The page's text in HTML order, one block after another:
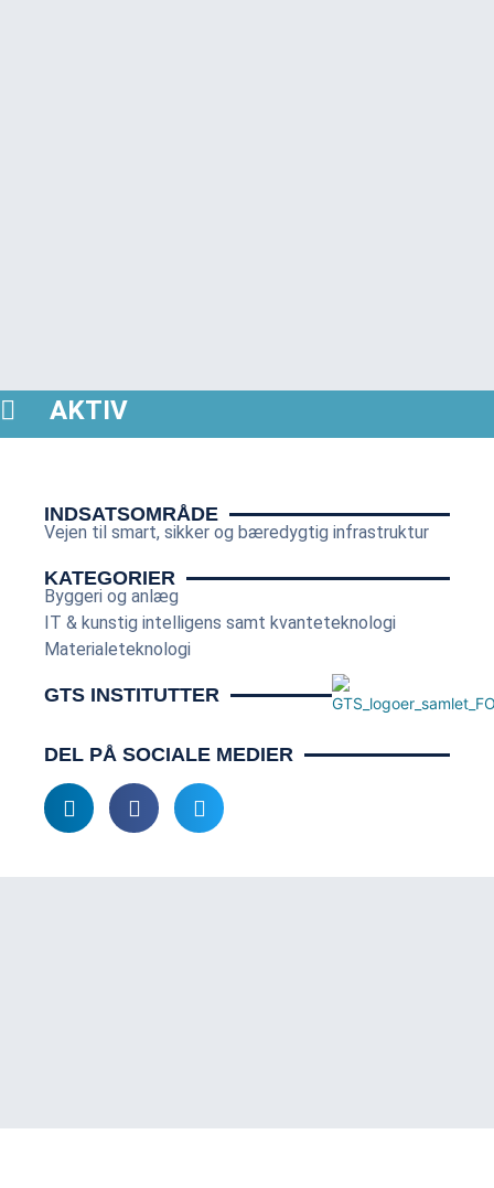
AKTIV
INDSATSOMRÅDE
Vejen til smart, sikker og bæredygtig infrastruktur
KATEGORIER
Byggeri og anlæg
IT & kunstig intelligens samt kvanteteknologi
Materialeteknologi
GTS INSTITUTTER
DEL PÅ SOCIALE MEDIER